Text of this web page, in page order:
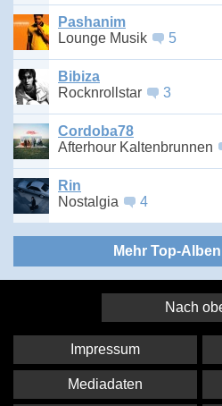
Pashanim
Lounge Musik
5
Bibiza
Rocknrollstar
3
Cordoba78
Afterhour Kaltenbrunnen
Rin
Nostalgia
4
Mehr Top-
Nach
Impressum
Mediadaten